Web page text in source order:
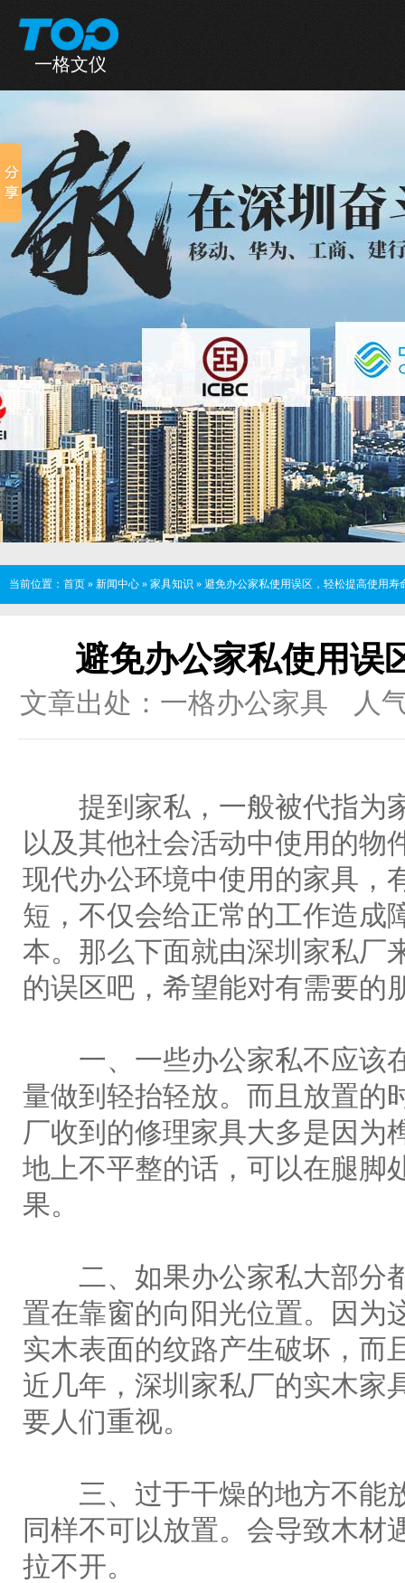
一格文仪
当前位置： 首页 » 新闻中心 » 家具知识 » 避免办公家私使用误区，轻松提高使用寿
避免办公家私使用误
文章出处：一格办公家具 人
提到家私，一般被代指为
以及其他社会活动中使用的物
现代办公环境中使用的家具，
短，不仅会给正常的工作造成
本。那么下面就由深圳家私厂
的误区吧，希望能对有需要的
一、一些办公家私不应该
量做到轻抬轻放。而且放置的
厂收到的修理家具大多是因为
地上不平整的话，可以在腿脚
果。
二、如果办公家私大部分
置在靠窗的向阳光位置。因为
实木表面的纹路产生破坏，而
近几年，深圳家私厂的实木家
要人们重视。
三、过于干燥的地方不能
同样不可以放置。会导致木材
拉不开。